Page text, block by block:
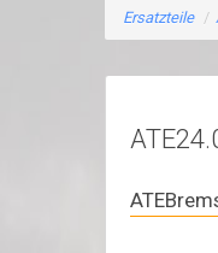
Ersatzteile /